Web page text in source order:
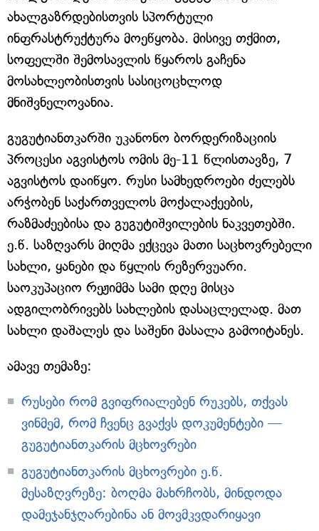
ახალგაზრდებისთვის სპორტული
ინფრასტრუქტურა მოეწყობა. მისივე თქმით,
სოფელში შემოსავლის წყაროს გაჩენა
მოსახლეობისთვის სასიცოცხლოდ
მნიშვნელოვანია.
გუგუტიანთკარში უკანონო ბორდერიზაციის
პროცესი აგვისტოს ომის მე-11 წლისთავზე, 7
აგვისტოს დაიწყო. რუსი სამხედროები ძელებს
არჭობენ საქართველოს მოქალაქეების,
რაზმაძეებისა და გუგუტიშვილების ნაკვეთებში.
ე.წ. საზღვარს მიღმა ექცევა მათი საცხოვრებელი
სახლი, ყანები და წყლის რეზერვუარი.
საოკუპაციო რეჟიმმა სამი დღე მისცა
ადგილობრივებს სახლების დასაცლელად. მათ
სახლი დაშალეს და საშენი მასალა გამოიტანეს.
ამავე თემაზე:
რუსები რომ გვიფრიალებენ რუკებს, თქვას
ვინმემ, რომ ჩვენც გვაქვს დოკუმენტები —
გუგუტიანთკარის მცხოვრები
გუგუტიანთკარის მცხოვრები ე.წ.
მესაზღვრეზე: ბოღმა მახრჩობს, მინდოდა
დამეჯანჯღარებინა ან მოვმკვდარიყავი